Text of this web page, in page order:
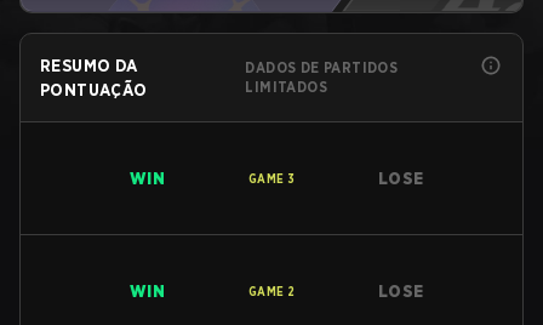
RESUMO DA
PONTUAÇÃO
DADOS DE PARTIDOS
LIMITADOS
WIN GAME 3 LOSE
WIN GAME 2 LOSE